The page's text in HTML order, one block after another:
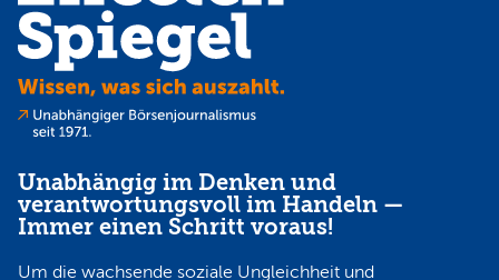
Unabhängig im Denken und
verantwortungsvoll im Handeln —
Immer einen Schritt voraus!
Um die wachsende soziale Ungleichheit und